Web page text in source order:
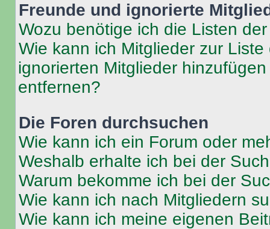
Freunde und ignorierte
Wozu benötige ich die Listen
Wie kann ich Mitglieder zur
ignorierten Mitglieder
entfernen?
Die Foren durchsuchen
Wie kann ich ein Forum oder
Weshalb erhalte ich bei der
Warum bekomme ich bei der
Wie kann ich nach Mitgliedern
Wie kann ich meine eigenen